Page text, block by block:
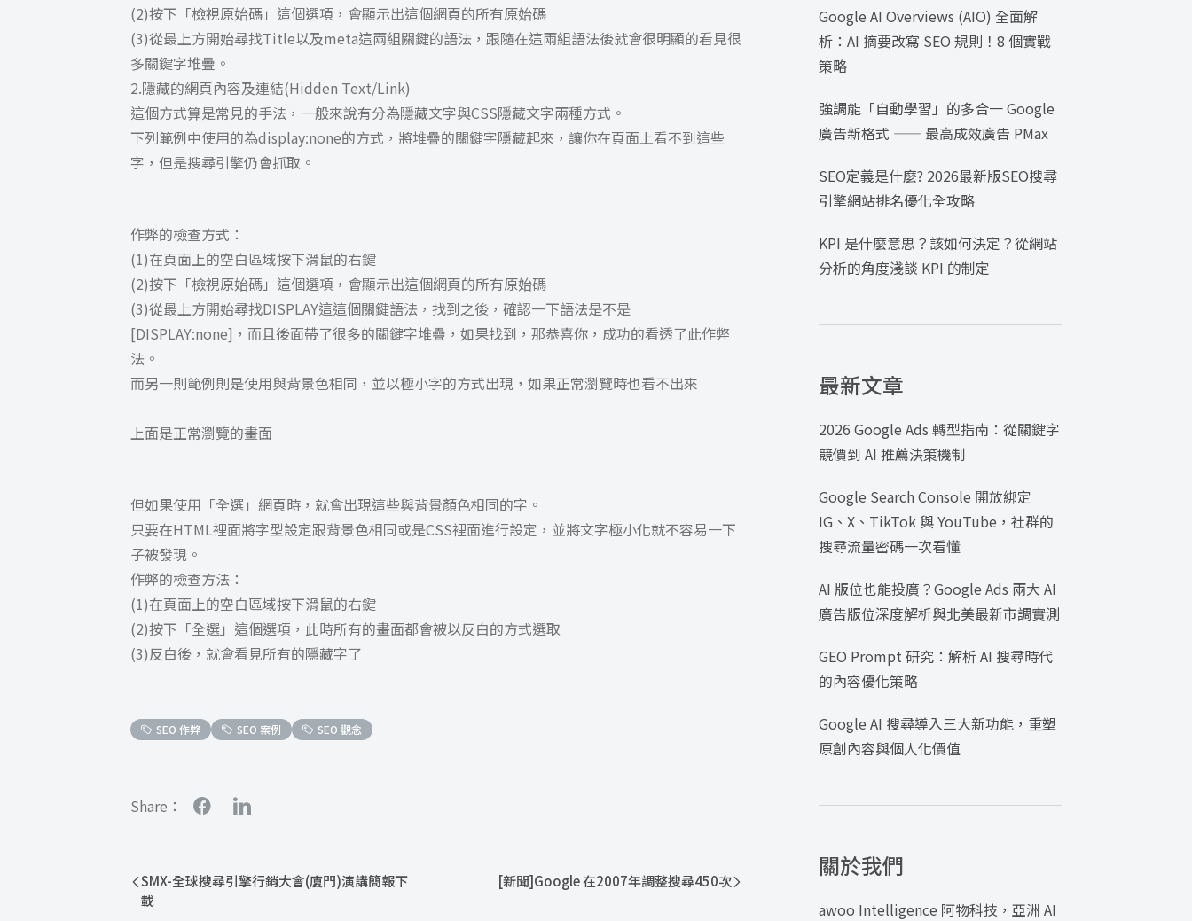
(2)按下「檢視原始碼」這個選項，會顯示出這個網頁的所有原始碼
(3)從最上方開始尋找Title以及meta這兩組關鍵的語法，跟隨在這兩組語法後就會很明顯的看見很
多關鍵字堆疊。
2.隱藏的網頁內容及連結(Hidden Text/Link)
這個方式算是常見的手法，一般來說有分為隱藏文字與CSS隱藏文字兩種方式。
下列範例中使用的為display:none的方式，將堆疊的關鍵字隱藏起來，讓你在頁面上看不到這些
字，但是搜尋引擎仍會抓取。
作弊的檢查方式：
(1)在頁面上的空白區域按下滑鼠的右鍵
(2)按下「檢視原始碼」這個選項，會顯示出這個網頁的所有原始碼
(3)從最上方開始尋找DISPLAY這這個關鍵語法，找到之後，確認一下語法是不是
[DISPLAY:none]，而且後面帶了很多的關鍵字堆疊，如果找到，那恭喜你，成功的看透了此作弊
法。
而另一則範例則是使用與背景色相同，並以極小字的方式出現，如果正常瀏覽時也看不出來
上面是正常瀏覽的畫面
但如果使用「全選」網頁時，就會出現這些與背景顏色相同的字。
只要在HTML裡面將字型設定跟背景色相同或是CSS裡面進行設定，並將文字極小化就不容易一下
子被發現。
作弊的檢查方法：
(1)在頁面上的空白區域按下滑鼠的右鍵
(2)按下「全選」這個選項，此時所有的畫面都會被以反白的方式選取
(3)反白後，就會看見所有的隱藏字了
SEO 作弊 SEO 案例 SEO 觀念
Share：
SMX-全球搜尋引擎行銷大會(廈門)演講簡報下
載
[新聞]Google 在2007年調整搜尋450次
Google AI Overviews (AIO) 全面解
析：AI 摘要改寫 SEO 規則！8 個實戰
策略
強調能「自動學習」的多合一 Google
廣告新格式 —— 最高成效廣告 PMax
SEO定義是什麼? 2026最新版SEO搜尋
引擎網站排名優化全攻略
KPI 是什麼意思？該如何決定？從網站
分析的角度淺談 KPI 的制定
最新文章
2026 Google Ads 轉型指南：從關鍵字
競價到 AI 推薦決策機制
Google Search Console 開放綁定
IG、X、TikTok 與 YouTube，社群的
搜尋流量密碼一次看懂
AI 版位也能投廣？Google Ads 兩大 AI
廣告版位深度解析與北美最新市調實測
GEO Prompt 研究：解析 AI 搜尋時代
的內容優化策略
Google AI 搜尋導入三大新功能，重塑
原創內容與個人化價值
關於我們
awoo Intelligence 阿物科技，亞洲 AI